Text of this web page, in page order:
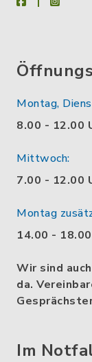
Montag,
8.00 - 12.00
Mittwoch:
7.00 - 12.00
Montag
14.00 -
Wir sind
da.
Im